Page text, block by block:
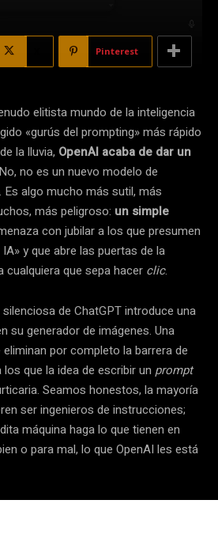
Pinterest
elitista mundo de la inteligencia
«gurús del prompting» más rápido
la lluvia, OpenAI acaba de dar un
no es un nuevo modelo de
Es algo mucho más sutil, más
más peligroso: un simple
con jubilar a los que presumen
y que abre las puertas de la
cualquiera que sepa hacer clic.
de ChatGPT introduce una
su generador de imágenes. Una
por completo la barrera de
que la idea de escribir un prompt
Seamos honestos, la mayoría
ser ingenieros de instrucciones;
máquina haga lo que tienen en
o para mal, lo que OpenAI les está